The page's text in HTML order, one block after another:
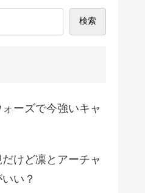
検索
ォーズで今強いキャ
だけど凛とアーチャ
い？